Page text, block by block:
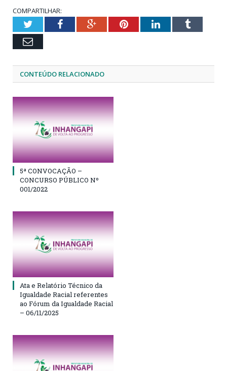
COMPARTILHAR:
TwitterFacebookGoogle+PinterestLinkedInTumblr
Email
CONTEÚDO RELACIONADO
5ª CONVOCAÇÃO –
CONCURSO PÚBLICO Nº
001/2022
Ata e Relatório Técnico da
Igualdade Racial referentes
ao Fórum da Igualdade Racial
– 06/11/2025